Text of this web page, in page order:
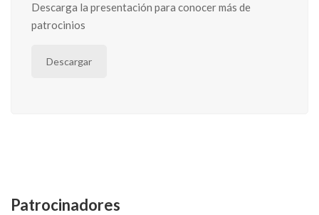
Descarga la presentación para conocer más de
patrocinios
Descargar
Patrocinadores